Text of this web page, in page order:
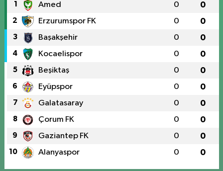
1 Amed 0 0
2 Erzurumspor FK 0 0
3 Başakşehir 0 0
4 Kocaelispor 0 0
5 Beşiktaş 0 0
6 Eyüpspor 0 0
7 Galatasaray 0 0
8 Çorum FK 0 0
9 Gaziantep FK 0 0
10 Alanyaspor 0 0